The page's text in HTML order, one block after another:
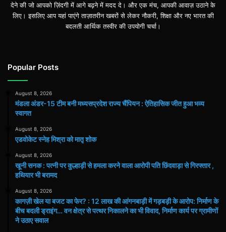
देने की जो आपको ज़िंदगी में आगे बढ़ने में मदद दे। और एक मंच, आपकी आवाज़ उठाने के
लिए। इसलिए आप यहां पाएंगे ताज़ातरीन खबरों से लेकर नौकरी, शिक्षा और नए भारत की
बदलती आर्थिक तस्वीर की उपयोगी चर्चा।
Popular Posts
August 8, 2026
मंडला अंडर-15 टीम बनी मध्यसप्रदेश राज्य चैंपियन : ऐतिहासिक जीत हुआ भव्य
स्वागत
August 8, 2026
एडवोकेट स्नेह मिश्रा को मातृ शोक
August 8, 2026
खूनी सनक : पत्नी पर कुल्हाड़ी से हमला करने वाला आरोपी पति छिंदवाड़ा से गिरफ्तार ,
हथियार भी बरामद
August 8, 2026
कागज़ी खेल या बजट का फेर? : 12 लाख की आंगनबाड़ी में गड़बड़ी के आरोप: निर्माण के
बीच बदली ड्राइंग… वन क्षेत्र से पत्थर निकालने का भी विवाद, निर्माण कार्य पर ग्रामीणों
ने उठाए सवाल